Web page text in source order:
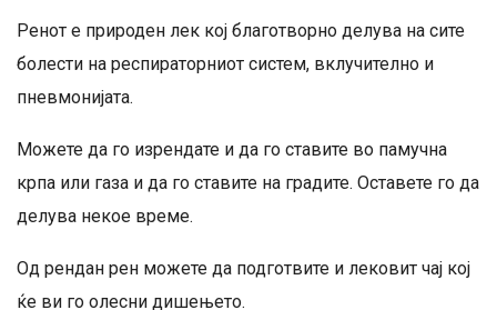
Ренот е природен лек кој благотворно делува на сите
болести на респираторниот систем, вклучително и
пневмонијата.
Можете да го изрендате и да го ставите во памучна
крпа или газа и да го ставите на градите. Оставете го да
делува некое време.
Од рендан рен можете да подготвите и лековит чај кој
ќе ви го олесни дишењето.